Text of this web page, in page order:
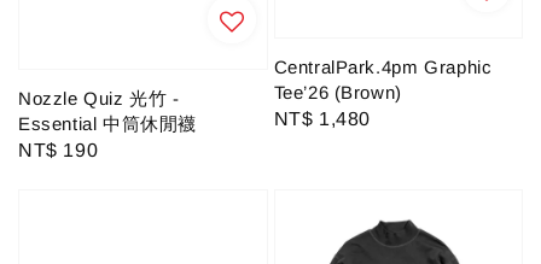
Nozzle Quiz 光竹 -
Essential 中筒休閒襪
Regular
NT$ 190
CentralPark.4pm Graphic
Tee’26 (Brown)
Regular
NT$ 1,480